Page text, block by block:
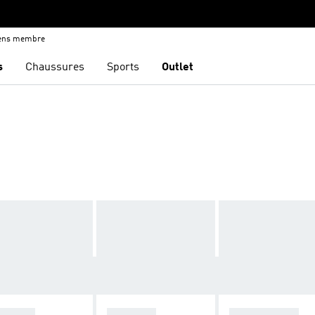
membre
Chaussures Sports Outlet